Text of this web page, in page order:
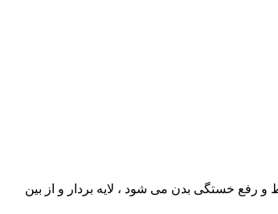
خستگی بدن می شود ، لایه بردار و از بین